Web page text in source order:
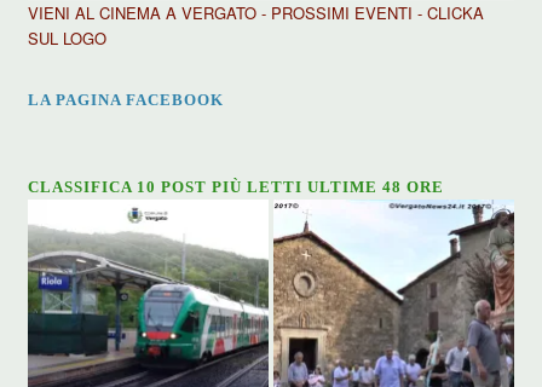
VIENI AL CINEMA A VERGATO - PROSSIMI EVENTI - CLICKA
SUL LOGO
LA PAGINA FACEBOOK
CLASSIFICA 10 POST PIÙ LETTI ULTIME 48 ORE